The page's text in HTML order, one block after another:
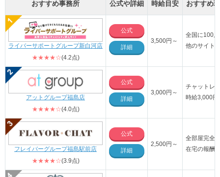
おすすめ事務所 公式や詳細 時給目安 おすすめ
ライバーサポートグループ新白河店
★★★★☆(4.2点)
公式
詳細
3,500円～
全国に100
他のサイト
アットグループ福島店
★★★★☆(4.0点)
公式
詳細
3,000円～
チャットレ
時給3,000
フレイバーグループ福島駅前店
★★★★☆(3.9点)
公式
詳細
2,500円～
全部屋完全
在宅の報酬